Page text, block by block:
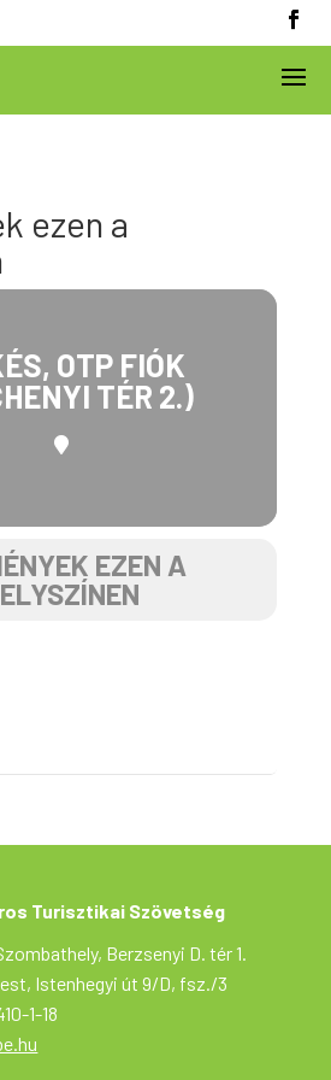
ezen a
OTP FIÓK
TÉR 2.)
EZEN A
Turisztikai Szövetség
Berzsenyi D. tér 1.
Istenhegyi út 9/D, fsz./3
1-18